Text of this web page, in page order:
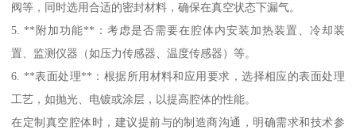
阀等，同时选用合适的密封材料，确保在真空状态下漏气。
5. **附加功能**：考虑是否需要在腔体内安装加热装置、冷却装
置、监测仪器（如压力传感器、温度传感器）等。
6. **表面处理**：根据所用材料和应用要求，选择相应的表面处理
工艺，如抛光、电镀或涂层，以提高腔体的性能。
在定制真空腔体时，建议提前与的制造商沟通，明确需求和技术参